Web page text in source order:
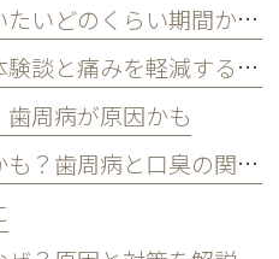
歯医者の虫歯治療はだいたいどのくらい期間かかる？
■歯周病治療は痛い？体験談と痛みを軽減する方法
周病が原因かも
■歯周病が口臭の原因かも？歯周病と口臭の関係について